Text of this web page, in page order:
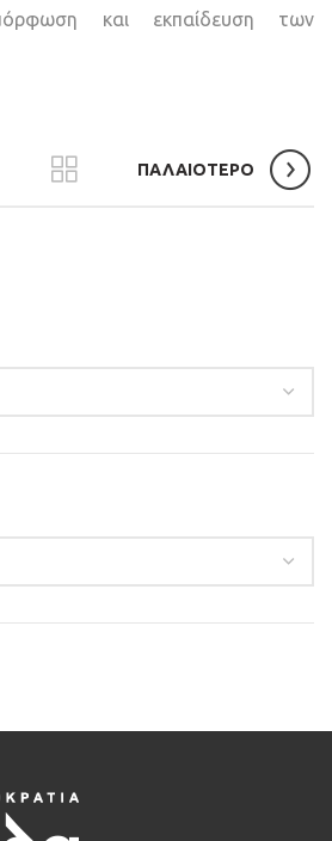
και εκπαίδευση των
ΠΑΛΑΙΟΤΕΡΟ